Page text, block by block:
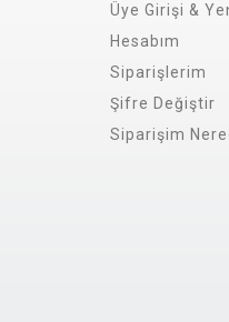
Üye Girişi &
Hesabım
Siparişlerim
Şifre Değiştir
Siparişim